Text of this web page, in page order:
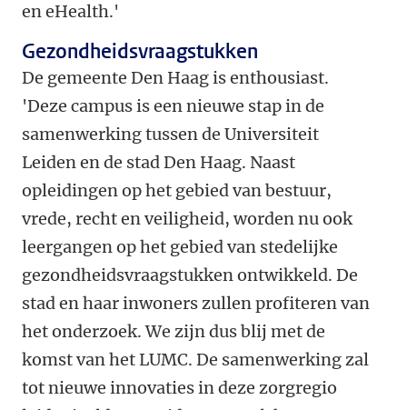
en eHealth.'
Gezondheidsvraagstukken
De gemeente Den Haag is enthousiast.
'Deze campus is een nieuwe stap in de
samenwerking tussen de Universiteit
Leiden en de stad Den Haag. Naast
opleidingen op het gebied van bestuur,
vrede, recht en veiligheid, worden nu ook
leergangen op het gebied van stedelijke
gezondheidsvraagstukken ontwikkeld. De
stad en haar inwoners zullen profiteren van
het onderzoek. We zijn dus blij met de
komst van het LUMC. De samenwerking zal
tot nieuwe innovaties in deze zorgregio